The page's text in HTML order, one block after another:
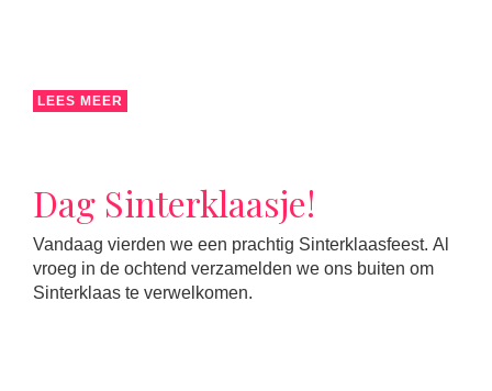
LEES MEER
Dag Sinterklaasje!
Vandaag vierden we een prachtig Sinterklaasfeest. Al
vroeg in de ochtend verzamelden we ons buiten om
Sinterklaas te verwelkomen.